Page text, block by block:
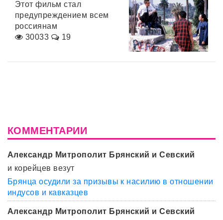
Этот фильм стал
предупреждением всем
россиянам
30033
19
КОММЕНТАРИИ
Александр Митрополит Брянский и Севский
и корейцев везут
Брянца осудили за призывы к насилию в отношении
индусов и кавказцев
Александр Митрополит Брянский и Севский